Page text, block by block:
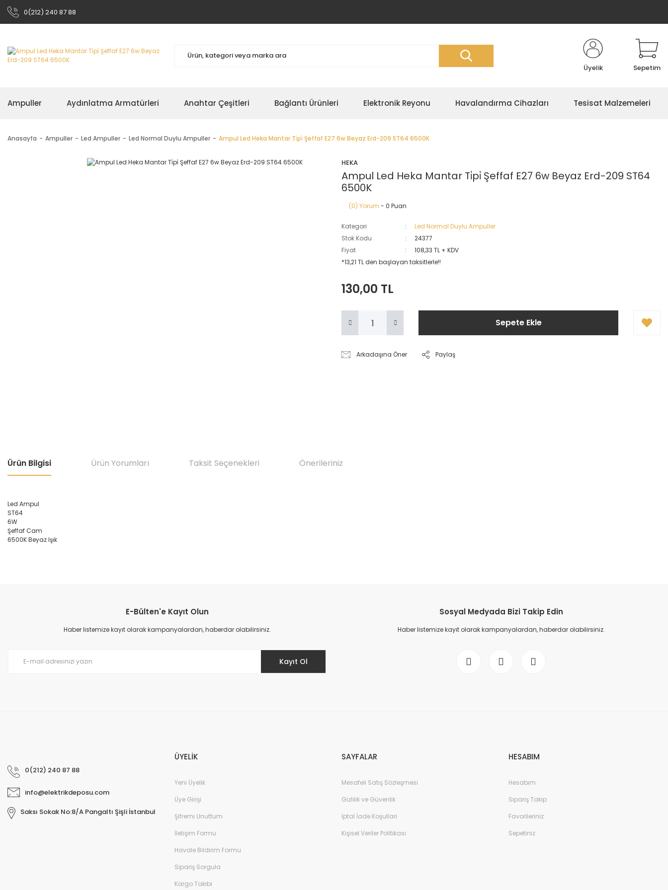
0(212) 240 87 88
Üyelik Sepetim
Ampuller Aydınlatma Armatürleri Anahtar Çeşitleri Bağlantı Ürünleri Elektronik Reyonu Havalandırma Cihazları Tesisat Malzemeleri
Anasayfa Ampuller Led Ampuller Led Normal Duylu Ampuller Ampul Led Heka Mantar Ti̇pi̇ Şeffaf E27 6w Beyaz Erd-209 ST64 6500K
HEKA
Ampul Led Heka Mantar Ti̇pi̇ Şeffaf E27 6w Beyaz Erd-209 ST64
6500K
(0) Yorum - 0 Puan
Kategori
Led Normal Duylu Ampuller
Stok Kodu
24377
Fiyat
108,33 TL + KDV
*13,21 TL den başlayan taksitlerle!!
130,00 TL
Sepete Ekle
Arkadaşına Öner Paylaş
Ürün Bilgisi Ürün Yorumları Taksit Seçenekleri Önerileriniz
Led Ampul
ST64
6W
Şeffaf Cam
6500K Beyaz Işık
Ürün resmi kalitesiz, bozuk veya görüntülenemiyor.
Ürün açıklamasında eksik bilgiler bulunuyor.
E-Bülten'e Kayıt Olun
Haber listemize kayıt olarak kampanyalardan, haberdar olabilirsiniz.
Kayıt Ol
Sosyal Medyada Bizi Takip Edin
Haber listemize kayıt olarak kampanyalardan, haberdar olabilirsiniz.
0(212) 240 87 88
info@elektrikdeposu.com
Saksı Sokak No:8/A Pangaltı Şişli İstanbul
ÜYELİK
Yeni Üyelik
Üye Girişi
Şifremi Unuttum
İletişim Formu
Havale Bildirim Formu
Sipariş Sorgula
Kargo Takibi
SAYFALAR
Mesafeli Satış Sözleşmesi
Gizlilik ve Güvenlik
İptal İade Koşullari
Kişisel Veriler Politikası
HESABIM
Hesabım
Sipariş Takip
Favorileriniz
Sepetiniz